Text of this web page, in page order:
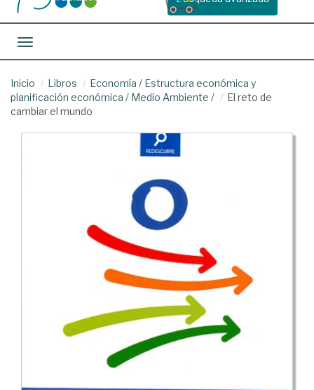
Toggle navigation
Inicio Libros Economía / Estructura económica y
planificación económica / Medio Ambiente /
El reto de
cambiar el mundo